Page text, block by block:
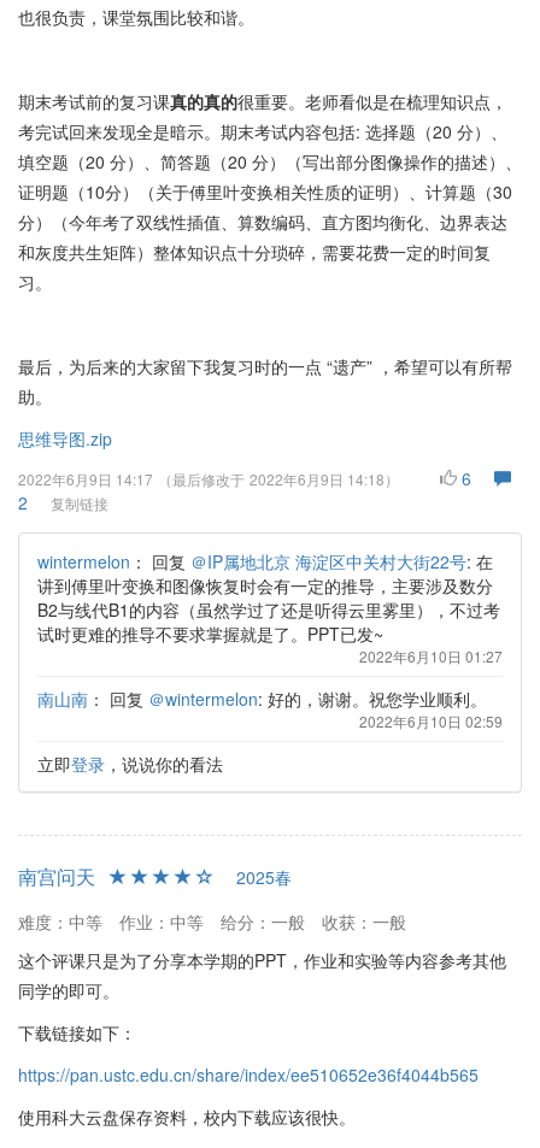
也很负责，课堂氛围比较和谐。
期末考试前的复习课真的真的很重要。老师看似是在梳理知识点，
考完试回来发现全是暗示。期末考试内容包括: 选择题（20 分）、
填空题（20 分）、简答题（20 分）（写出部分图像操作的描述）、
证明题（10分）（关于傅里叶变换相关性质的证明）、计算题（30
分）（今年考了双线性插值、算数编码、直方图均衡化、边界表达
和灰度共生矩阵）整体知识点十分琐碎，需要花费一定的时间复
习。
最后，为后来的大家留下我复习时的一点 “遗产” ，希望可以有所帮
助。
思维导图.zip
2022年6月9日 14:17 （最后修改于 2022年6月9日 14:18）
6
2
复制链接
wintermelon ： 回复 ＠IP属地北京 海淀区中关村大街22号: 在
讲到傅里叶变换和图像恢复时会有一定的推导，主要涉及数分
B2与线代B1的内容（虽然学过了还是听得云里雾里），不过考
试时更难的推导不要求掌握就是了。PPT已发~
2022年6月10日 01:27
南山南 ： 回复 ＠wintermelon: 好的，谢谢。祝您学业顺利。
2022年6月10日 02:59
立即登录 ，说说你的看法
南宫问天
2025春
难度：中等
作业：中等 给分：一般
收获：一般
这个评课只是为了分享本学期的PPT，作业和实验等内容参考其他
同学的即可。
下载链接如下：
https://pan.ustc.edu.cn/share/index/ee510652e36f4044b565
使用科大云盘保存资料，校内下载应该很快。